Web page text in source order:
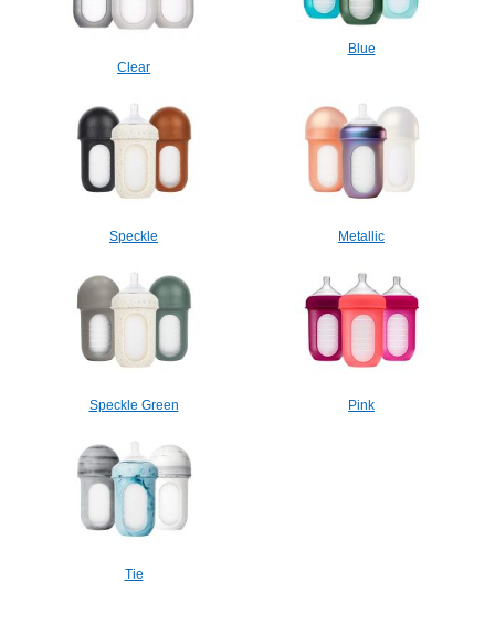
Clear
Blue
Speckle Metallic
Speckle Green Pink
Tie